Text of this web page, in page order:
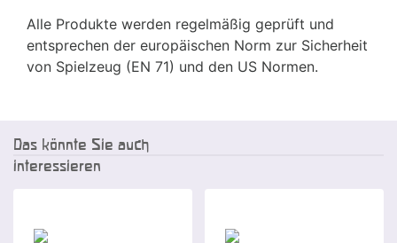
Alle Produkte werden regelmäßig geprüft und
entsprechen der europäischen Norm zur Sicherheit
von Spielzeug (EN 71) und den US Normen.
Das könnte Sie auch
interessieren